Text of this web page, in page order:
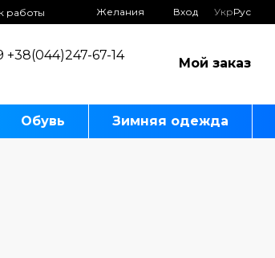
работы
Желания Вход УкрРус
+38(044)247-67-14
Мой заказ
Обувь Зимняя одежда